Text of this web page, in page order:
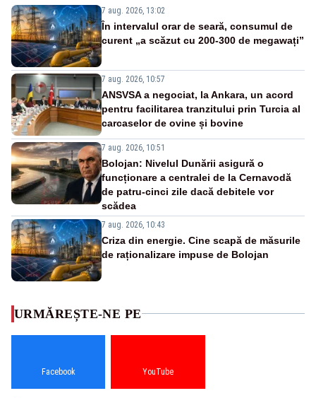
7 aug. 2026, 13:02
În intervalul orar de seară, consumul de
curent „a scăzut cu 200-300 de megawați”
7 aug. 2026, 10:57
ANSVSA a negociat, la Ankara, un acord
pentru facilitarea tranzitului prin Turcia al
carcaselor de ovine și bovine
7 aug. 2026, 10:51
Bolojan: Nivelul Dunării asigură o
funcționare a centralei de la Cernavodă
de patru-cinci zile dacă debitele vor
scădea
7 aug. 2026, 10:43
Criza din energie. Cine scapă de măsurile
de raționalizare impuse de Bolojan
URMĂREȘTE-NE PE
Facebook YouTube